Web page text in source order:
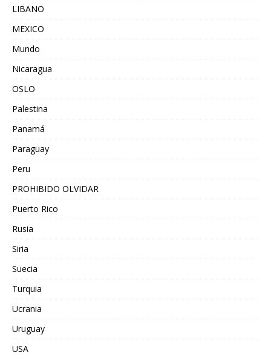
LIBANO
MEXICO
Mundo
Nicaragua
OSLO
Palestina
Panamá
Paraguay
Peru
PROHIBIDO OLVIDAR
Puerto Rico
Rusia
Siria
Suecia
Turquia
Ucrania
Uruguay
USA